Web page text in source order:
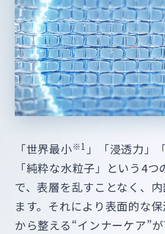
「世界最小※1 」「浸透力」
「純粋な水粒子」という4
で、表層を乱すことなく、
ます。それにより表面的な
から整える“インナーケア”が